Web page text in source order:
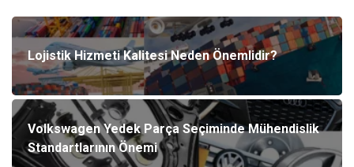
Lojistik Hizmeti Kalitesi Neden Önemlidir?
Volkswagen Yedek Parça Seçiminde Mühendislik
Standartlarının Önemi